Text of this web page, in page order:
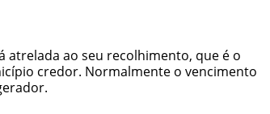
atrelada ao seu recolhimento, que é o
credor. Normalmente o vencimento